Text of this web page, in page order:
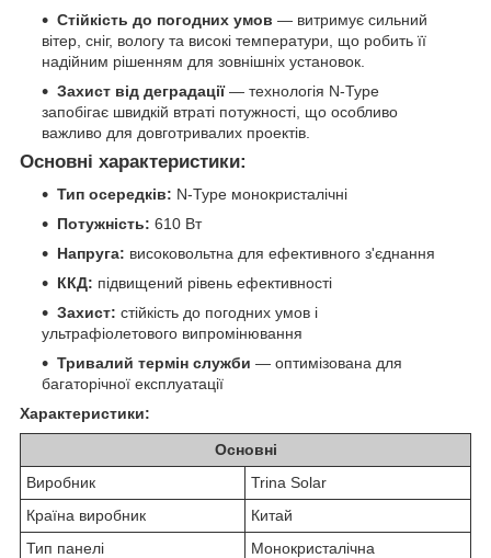
Стійкість до погодних умов — витримує сильний
вітер, сніг, вологу та високі температури, що робить її
надійним рішенням для зовнішніх установок.
Захист від деградації— технологія N-Type
запобігає швидкій втраті потужності, що особливо
важливо для довготривалих проектів.
Основні характеристики:
Тип осередків: N-Type монокристалічні
Потужність: 610 Вт
Напруга: високовольтна для ефективного з'єднання
ККД: підвищений рівень ефективності
Захист: стійкість до погодних умов і
ультрафіолетового випромінювання
Тривалий термін служби — оптимізована для
багаторічної експлуатації
Характеристики:
Основні
Виробник
Trina Solar
Країна виробник
Китай
Тип панелі
Монокристалічна